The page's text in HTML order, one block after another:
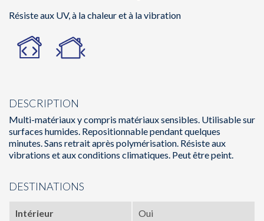
Résiste aux UV, à la chaleur et à la vibration
DESCRIPTION
Multi-matériaux y compris matériaux sensibles. Utilisable sur
surfaces humides. Repositionnable pendant quelques
minutes. Sans retrait après polymérisation. Résiste aux
vibrations et aux conditions climatiques. Peut être peint.
DESTINATIONS
Intérieur Oui